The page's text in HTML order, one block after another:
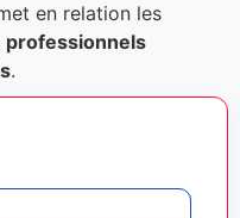
en relation les
professionnels
.